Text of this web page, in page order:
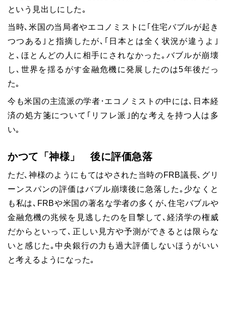
という見出しにした｡
当時､米国の当局者やエコノミストに｢住宅バブルが起き
つつある｣と指摘したが､｢日本とは全く状況が違うよ｣
と､ほとんどの人に相手にされなかった｡バブルが崩壊
し､世界を揺るがす金融危機に発展したのは5年後だっ
た｡
今も米国の主流派の学者･エコノミストの中には､日本経
済の処方箋について｢リフレ派｣的な考えを持つ人は多
い｡
かつて「神様」 後に評価急落
ただ､神様のようにもてはやされた当時のFRB議長､グリ
ーンスパンの評価はバブル崩壊後に急落した｡少なくと
も私は､ FRBや米国の著名な学者の多くが､住宅バブルや
金融危機の兆候を見逃したのを目撃して､経済学の権威
だからといって､正しい見方や予測ができるとは限らな
いと感じた｡中央銀行の力も過大評価しないほうがいい
と考えるようになった｡